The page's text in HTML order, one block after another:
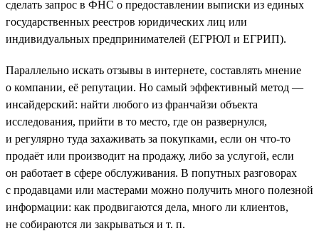
сделать запрос в ФНС о предоставлении выписки из единых
государственных реестров юридических лиц или
индивидуальных предпринимателей (ЕГРЮЛ и ЕГРИП).
Параллельно искать отзывы в интернете, составлять мнение
о компании, её репутации. Но самый эффективный метод —
инсайдерский: найти любого из франчайзи объекта
исследования, прийти в то место, где он развернулся,
и регулярно туда захаживать за покупками, если он что-то
продаёт или производит на продажу, либо за услугой, если
он работает в сфере обслуживания. В попутных разговорах
с продавцами или мастерами можно получить много полезной
информации: как продвигаются дела, много ли клиентов,
не собираются ли закрываться и т. п.